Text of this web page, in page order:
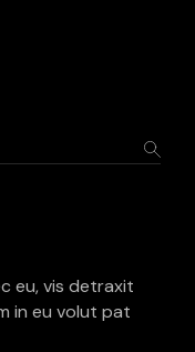
eu, vis detraxit
in eu volut pat